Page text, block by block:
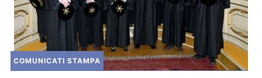
COMUNICATI STAMPA